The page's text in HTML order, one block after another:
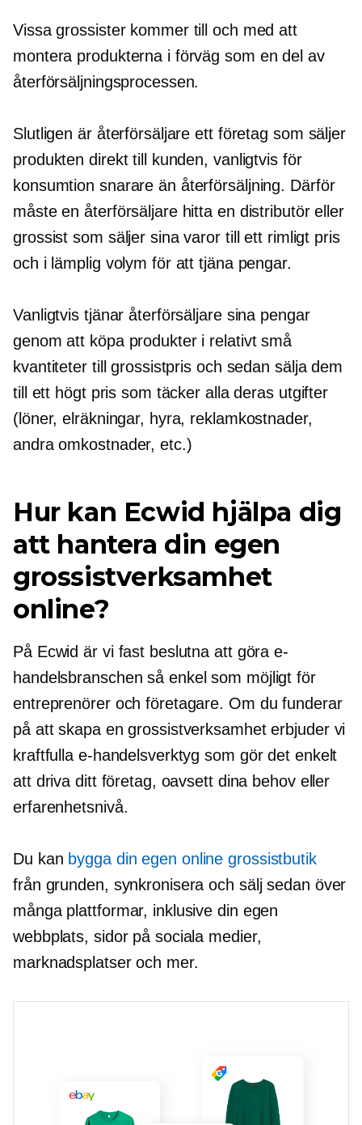
Vissa grossister kommer till och med att
montera produkterna i förväg som en del av
återförsäljningsprocessen.
Slutligen är återförsäljare ett företag som säljer
produkten direkt till kunden, vanligtvis för
konsumtion snarare än återförsäljning. Därför
måste en återförsäljare hitta en distributör eller
grossist som säljer sina varor till ett rimligt pris
och i lämplig volym för att tjäna pengar.
Vanligtvis tjänar återförsäljare sina pengar
genom att köpa produkter i relativt små
kvantiteter till grossistpris och sedan sälja dem
till ett högt pris som täcker alla deras utgifter
(löner, elräkningar, hyra, reklamkostnader,
andra omkostnader, etc.)
Hur kan Ecwid hjälpa dig
att hantera din egen
grossistverksamhet
online?
På Ecwid är vi fast beslutna att göra e-
handelsbranschen så enkel som möjligt för
entreprenörer och företagare. Om du funderar
på att skapa en grossistverksamhet erbjuder vi
kraftfulla e-handelsverktyg som gör det enkelt
att driva ditt företag, oavsett dina behov eller
erfarenhetsnivå.
Du kan bygga din egen online grossistbutik
från grunden, synkronisera och sälj sedan över
många plattformar, inklusive din egen
webbplats, sidor på sociala medier,
marknadsplatser och mer.